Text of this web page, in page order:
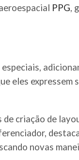
PPG,
eles expressem
criação de
novas